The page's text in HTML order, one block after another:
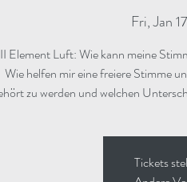
Fri, Jan 17
II Element Luft: Wie kann meine
Wie helfen mir eine freiere Stimme
Tickets